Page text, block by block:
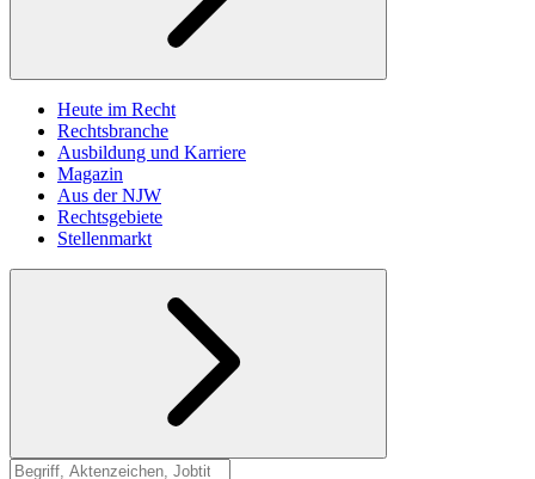
Heute im Recht
Rechtsbranche
Ausbildung und Karriere
Magazin
Aus der NJW
Rechtsgebiete
Stellenmarkt
Suche